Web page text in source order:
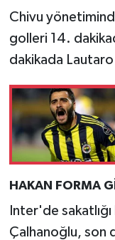
Chivu
golleri 14.
dakikada
HAKAN FORMA
Inter'de
Çalhanoğlu, son